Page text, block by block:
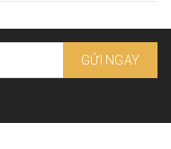
GỬI NGAY